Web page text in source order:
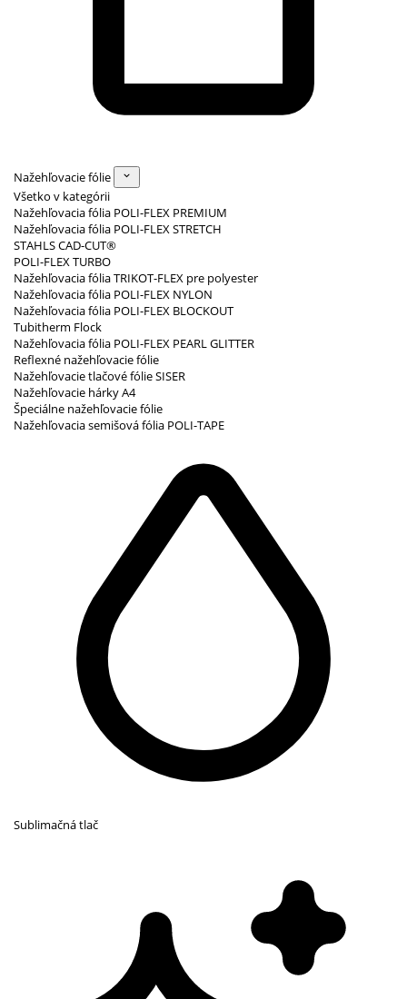
Nažehľovacie fólie
Všetko v kategórii
Nažehľovacia fólia POLI-FLEX PREMIUM
Nažehľovacia fólia POLI-FLEX STRETCH
STAHLS CAD-CUT®
POLI-FLEX TURBO
Nažehľovacia fólia TRIKOT-FLEX pre polyester
Nažehľovacia fólia POLI-FLEX NYLON
Nažehľovacia fólia POLI-FLEX BLOCKOUT
Tubitherm Flock
Nažehľovacia fólia POLI-FLEX PEARL GLITTER
Reflexné nažehľovacie fólie
Nažehľovacie tlačové fólie SISER
Nažehľovacie hárky A4
Špeciálne nažehľovacie fólie
Nažehľovacia semišová fólia POLI-TAPE
Sublimačná tlač